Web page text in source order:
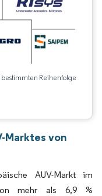
bestimmten Reihenfolge
Marktes von
AUV-Markt im
mehr als 6,9 %